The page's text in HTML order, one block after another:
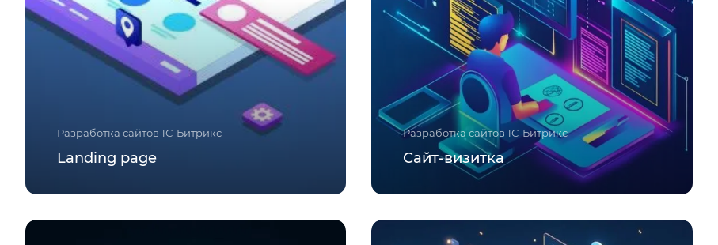
Разработка сайтов 1С-Битрикс
Landing page
Разработка сайтов 1С-Битрикс
Сайт-визитка